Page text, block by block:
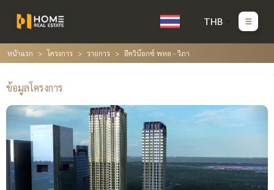
THB
หน้าแรก โครงการ รายการ อีควิน็อกซ์ พหล - วิภา
ข้อมูลโครงการ